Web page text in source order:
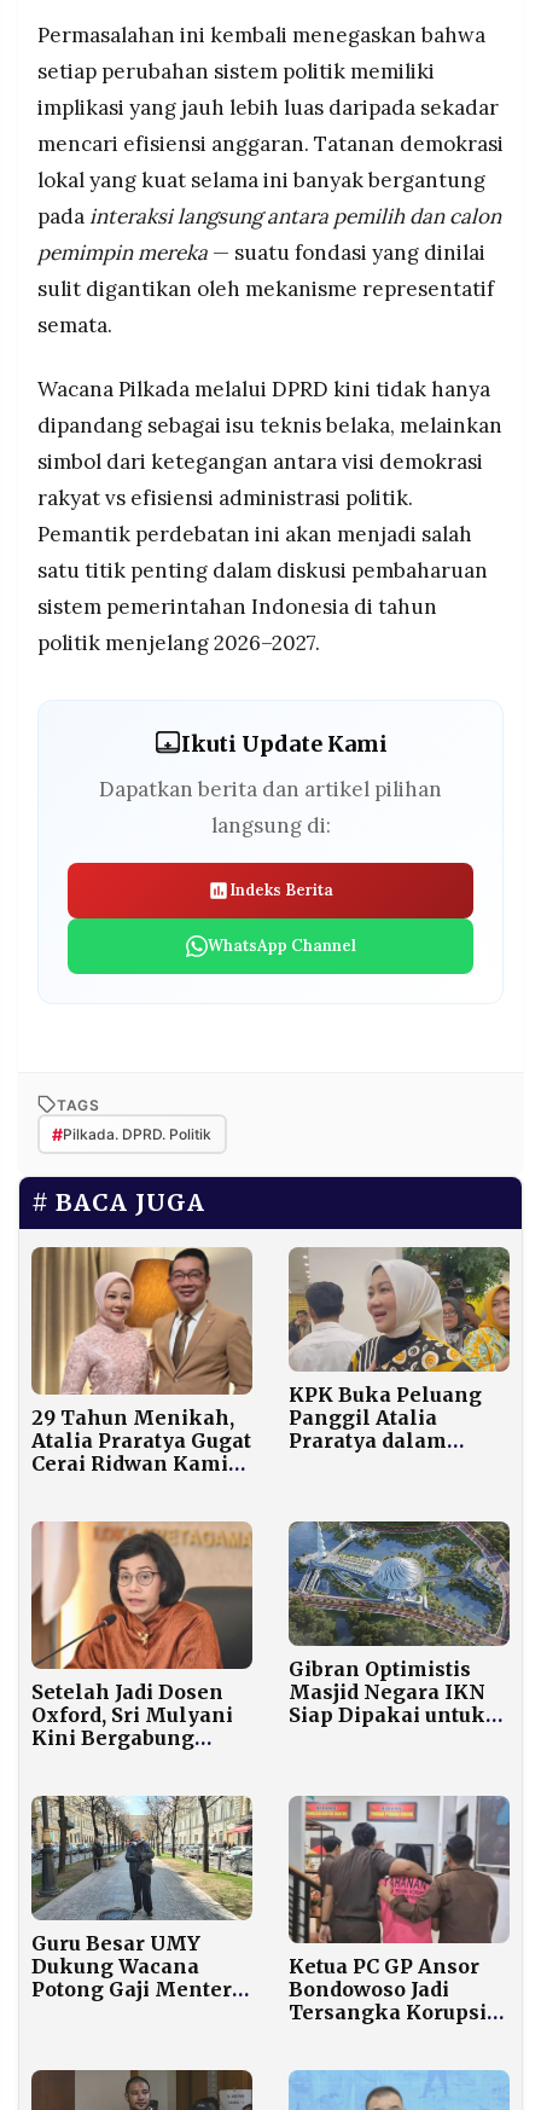
Permasalahan ini kembali menegaskan bahwa
setiap perubahan sistem politik memiliki
implikasi yang jauh lebih luas daripada sekadar
mencari efisiensi anggaran. Tatanan demokrasi
lokal yang kuat selama ini banyak bergantung
pada interaksi langsung antara pemilih dan calon
pemimpin mereka — suatu fondasi yang dinilai
sulit digantikan oleh mekanisme representatif
semata.
Wacana Pilkada melalui DPRD kini tidak hanya
dipandang sebagai isu teknis belaka, melainkan
simbol dari ketegangan antara visi demokrasi
rakyat vs efisiensi administrasi politik.
Pemantik perdebatan ini akan menjadi salah
satu titik penting dalam diskusi pembaharuan
sistem pemerintahan Indonesia di tahun
politik menjelang 2026–2027.
Ikuti Update Kami
Dapatkan berita dan artikel pilihan
langsung di:
Indeks Berita
WhatsApp Channel
TAGS
#Pilkada. DPRD. Politik
BACA JUGA
29 Tahun Menikah,
Atalia Praratya Gugat
Cerai Ridwan Kamil
KPK Buka Peluang
Panggil Atalia
Praratya dalam
Setelah Jadi Dosen
Oxford, Sri Mulyani
Kini Bergabung
Gibran Optimistis
Masjid Negara IKN
Siap Dipakai untuk
Guru Besar UMY
Dukung Wacana
Potong Gaji Menteri
Ketua PC GP Ansor
Bondowoso Jadi
Tersangka Korupsi
Ditahan